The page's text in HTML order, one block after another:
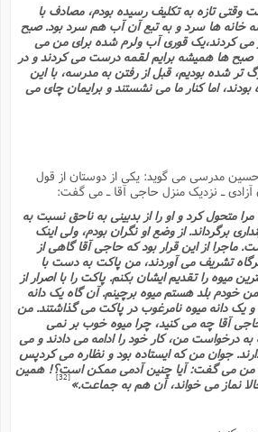
وقتى تازه به تکلیف رسیده بودم، مصادف با
خانه ها سرد و به تبع آن آب هم سرد بود. صبح
مى کردند،یک قورى آب ولرم شده براى من مى
صبح ها همیشه برایم لقمه درست مى کردند و در
شده بودیم، قبل از رفتن به مدرسه، با این
اما کنار ما مى نشستند و برایمان چاى مى
مدرسى مى گوید: یکى از دوستان از قول
آزادى ـ نزدیک منزل حاجى آقا ـ مى گفت:
متحول کرد و او را از بدبینى به ناحق نسبت به
برگرداند. از وضع او نگران بودم، ولى اینک
ماجرا از این قرار بود که حاجى آقا گاهى از
تشریف مى آوردند، من پاکت به دست با
میوه را تقدیم ایشان بکنم. پاکت را با اصرار از
خودم بلد هستم میوه برچینم. آن گاه یک دانه
دانه میوه نامرغوب در پاکت مى گذاشتند. من
آقا چه مى کنید، چرا میوه خوب بر نمى
درخواست من، کار خود را ادامه مى دادند و مى
جوان من که ایستاده بود و نظاره مى کردپس
من مى گفت: آیا چنین آدمى ممکن است؟! همین
نماز مى خواند، آن هم به جماعت.»